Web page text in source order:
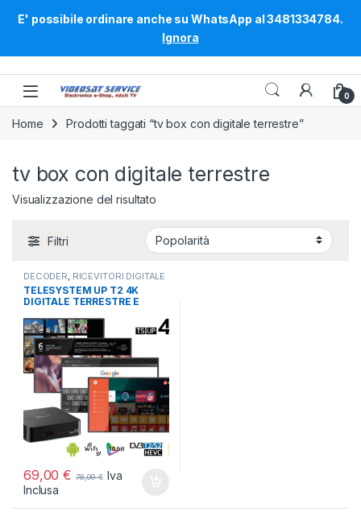
E' possibile ordinare anche su WhatsApp al 3481334784.
Ignora
Skip to navigation
Skip to content
0
Home Prodotti taggati “tv box con digitale terrestre”
tv box con digitale terrestre
Visualizzazione del risultato
Filtri
DECODER RICEVITORI DIGITALE
TERRESTRE DVB-T2, RICEVITORI
SAT, RICEVITORI TERRESTRI,
BOX ANDROID, CAM (COMMON
TELESYSTEM UP T2 4K
DIGITALE TERRESTRE E
69,00€ 78,99€ Iva
Inclusa